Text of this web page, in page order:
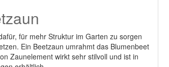
für mehr Struktur im Garten zu sorgen
Ein Beetzaun umrahmt das Blumenbeet
Zaunelement wirkt sehr stilvoll und ist in